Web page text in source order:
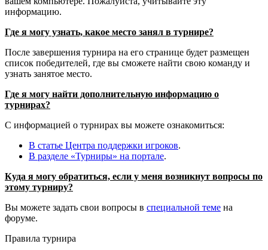
информацию.
Где я могу узнать, какое место занял в турнире?
После завершения турнира на его странице будет размещен
список победителей, где вы сможете найти свою команду и
узнать занятое место.
Где я могу найти дополнительную информацию о
турнирах?
С информацией о турнирах вы можете ознакомиться:
В статье Центра поддержки игроков.
В разделе «Турниры» на портале.
Куда я могу обратиться, если у меня возникнут вопросы по
этому турниру?
Вы можете задать свои вопросы в специальной теме на
форуме.
Правила турнира